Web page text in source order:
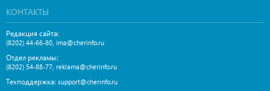
КОНТАКТЫ
Редакция сайта:
(8202) 44-66-80 ima@cherinfo.ru
Отдел рекламы:
(8202) 54-88-77 reklama@cherinfo.ru
Техподдержка: support@cherinfo.ru